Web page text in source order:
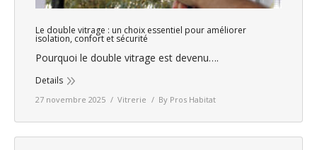
Le double vitrage : un choix essentiel pour améliorer
isolation, confort et sécurité
Pourquoi le double vitrage est devenu….
Details
27 novembre 2025 Vitrerie By Pros Habitat